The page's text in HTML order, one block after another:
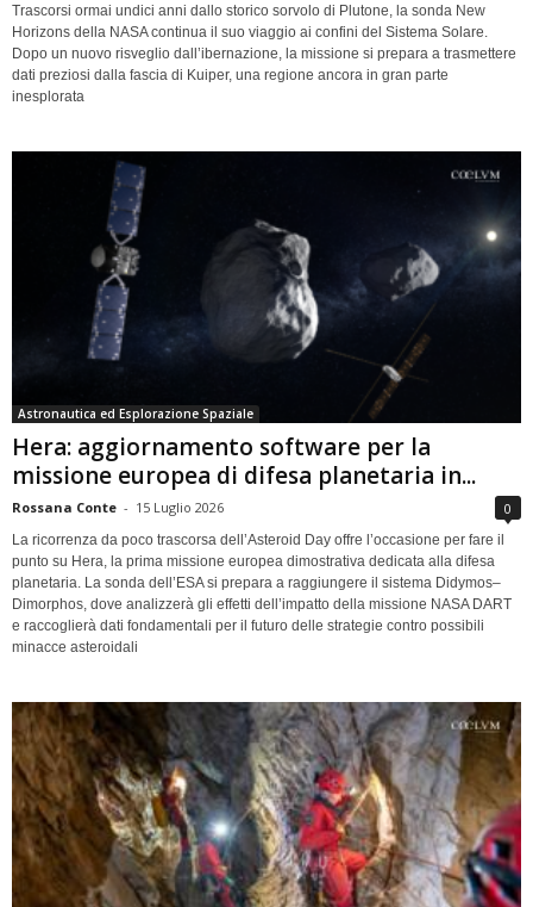
Trascorsi ormai undici anni dallo storico sorvolo di Plutone, la sonda New
Horizons della NASA continua il suo viaggio ai confini del Sistema Solare.
Dopo un nuovo risveglio dall’ibernazione, la missione si prepara a trasmettere
dati preziosi dalla fascia di Kuiper, una regione ancora in gran parte
inesplorata
Astronautica ed Esplorazione Spaziale
Hera: aggiornamento software per la
missione europea di difesa planetaria in...
Rossana Conte - 15 Luglio 2026 0
La ricorrenza da poco trascorsa dell’Asteroid Day offre l’occasione per fare il
punto su Hera, la prima missione europea dimostrativa dedicata alla difesa
planetaria. La sonda dell’ESA si prepara a raggiungere il sistema Didymos–
Dimorphos, dove analizzerà gli effetti dell’impatto della missione NASA DART
e raccoglierà dati fondamentali per il futuro delle strategie contro possibili
minacce asteroidali